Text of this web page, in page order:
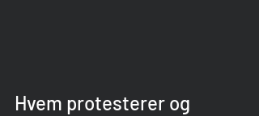
Hvem protesterer og